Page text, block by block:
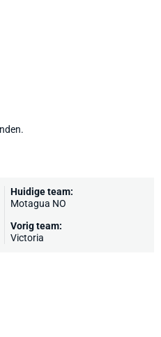
Huidige team:
Motagua NO
Vorig team:
Victoria